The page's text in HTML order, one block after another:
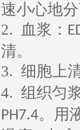
速小心地
2.
血浆：
清。
3. 细胞上
4. 组织匀
PH7.4。用